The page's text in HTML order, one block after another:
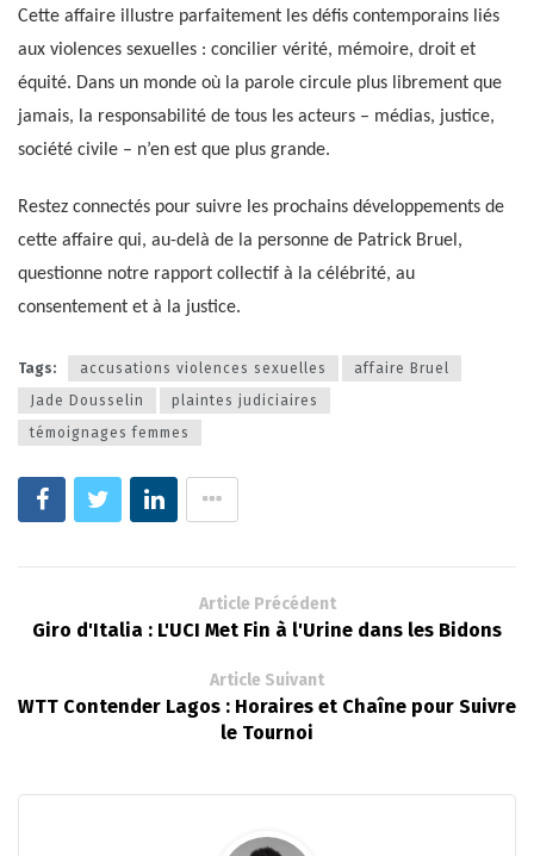
Cette affaire illustre parfaitement les défis contemporains liés
aux violences sexuelles : concilier vérité, mémoire, droit et
équité. Dans un monde où la parole circule plus librement que
jamais, la responsabilité de tous les acteurs – médias, justice,
société civile – n’en est que plus grande.
Restez connectés pour suivre les prochains développements de
cette affaire qui, au-delà de la personne de Patrick Bruel,
questionne notre rapport collectif à la célébrité, au
consentement et à la justice.
Tags: accusations violences sexuelles
affaire Bruel
Jade Dousselin
plaintes judiciaires
témoignages femmes
Article Précédent
Giro d'Italia : L'UCI Met Fin à l'Urine dans les Bidons
Article Suivant
WTT Contender Lagos : Horaires et Chaîne pour Suivre
le Tournoi